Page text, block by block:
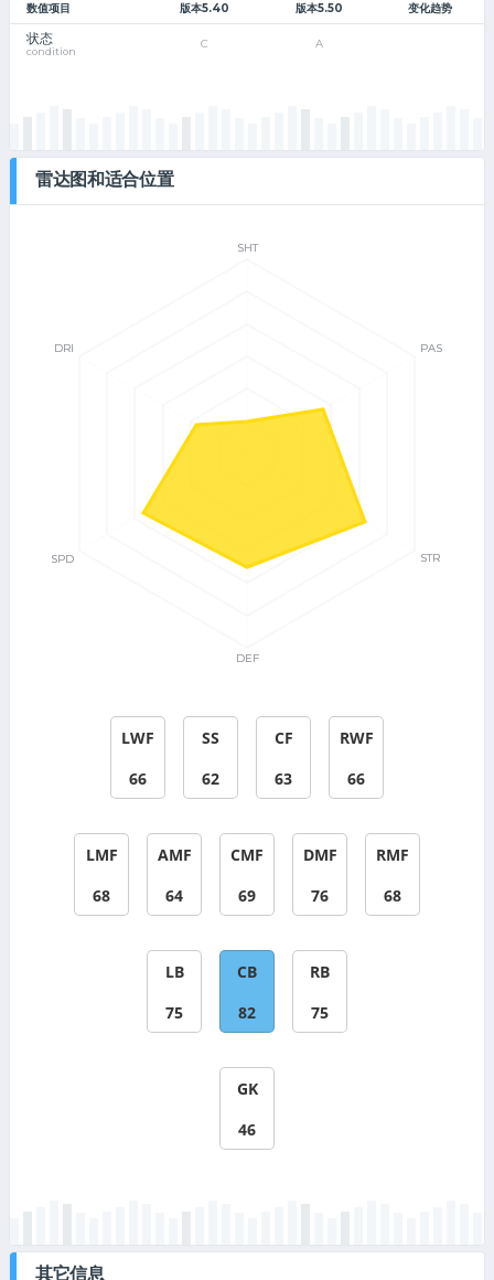
数值项目 版本5.40 版本5.50 变化趋势
状态
condition
C A
雷达图和适合位置
LWF
66
SS
62
CF
63
RWF
66
LMF
68
AMF
64
CMF
69
DMF
76
RMF
68
LB
75
CB
82
RB
75
GK
46
其它信息